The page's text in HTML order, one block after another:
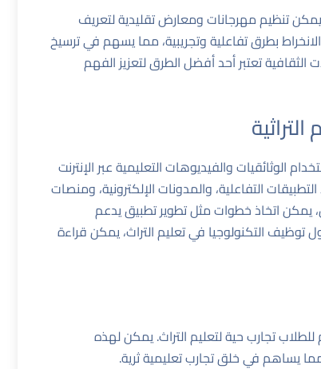
يمكن تنظيم مهرجانات ومعارض تقليدية لتعريف
بطرق تفاعلية وتجريبية، مما يسهم في ترسيخ
الثقافية تعتبر أحد أفضل الطرق لتعزيز الفهم
الوثائقيات والفيديوهات التعليمية عبر الإنترنت
التفاعلية، والمدونات الإلكترونية، ومنصات
يمكن اتخاذ خطوات مثل تطوير تطبيق يدعم
توظيف التكنولوجيا في تعليم التراث، يمكن قراءة
تجارب حية لتعليم التراث. يمكن لهذه
يساهم في خلق تجارب تعليمية ثرية.